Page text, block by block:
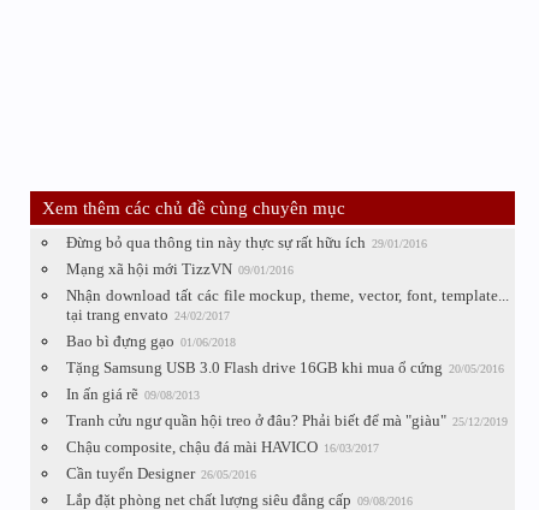
Xem thêm các chủ đề cùng chuyên mục
Đừng bỏ qua thông tin này thực sự rất hữu ích 29/01/2016
Mạng xã hội mới TizzVN 09/01/2016
Nhận download tất các file mockup, theme, vector, font, template...
tại trang envato 24/02/2017
Bao bì đựng gạo 01/06/2018
Tặng Samsung USB 3.0 Flash drive 16GB khi mua ổ cứng 20/05/2016
In ấn giá rẽ 09/08/2013
Tranh cửu ngư quần hội treo ở đâu? Phải biết để mà "giàu" 25/12/2019
Chậu composite, chậu đá mài HAVICO 16/03/2017
Cần tuyển Designer 26/05/2016
Lắp đặt phòng net chất lượng siêu đẳng cấp 09/08/2016